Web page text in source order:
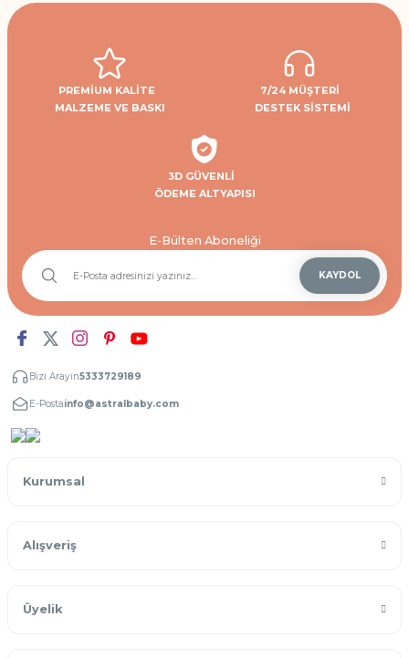
PREMİUM KALİTE
MALZEME VE BASKI
7/24 MÜŞTERİ
DESTEK SİSTEMİ
3D GÜVENLİ
ÖDEME ALTYAPISI
E-Bülten Aboneliği
KAYDOL
Bizi Arayın5333729189
E-Postainfo@astralbaby.com
Kurumsal
Alışveriş
Üyelik